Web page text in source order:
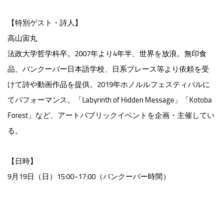
【特別ゲスト・詩人】
高山宙丸
法政大学哲学科卒。2007年より4年半、世界を放浪。無印食
品、バンクーバー日本語学校、日系プレース等より依頼を受
けて詩や動画作品を提供。2019年ホノルルフェスティバルに
てパフォーマンス。「Labyrinth of Hidden Message」「Kotoba
Forest」など、アートパブリックイベントを企画・主催してい
る。
【日時】
9月19日（日）15:00~17:00（バンクーバー時間）